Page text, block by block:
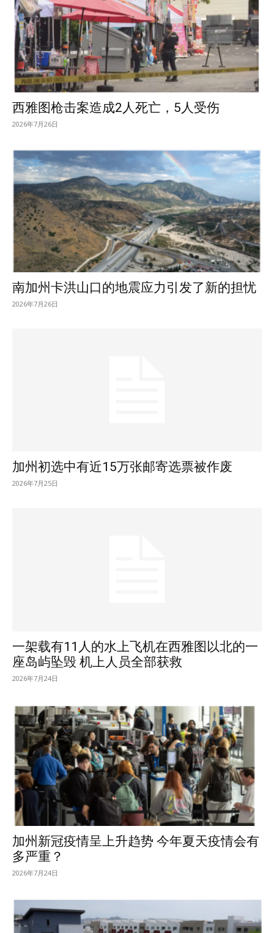
西雅图枪击案造成2人死亡，5人受伤
2026年7月26日
南加州卡洪山口的地震应力引发了新的担忧
2026年7月26日
加州初选中有近15万张邮寄选票被作废
2026年7月25日
一架载有11人的水上飞机在西雅图以北的一
座岛屿坠毁 机上人员全部获救
2026年7月24日
加州新冠疫情呈上升趋势 今年夏天疫情会有
多严重？
2026年7月24日